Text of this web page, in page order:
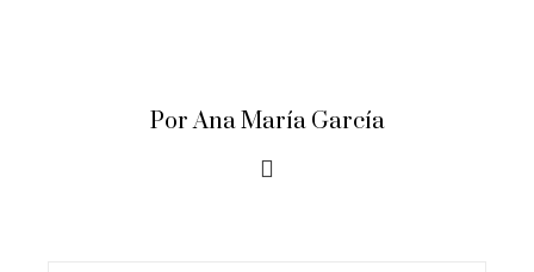
Por Ana María García